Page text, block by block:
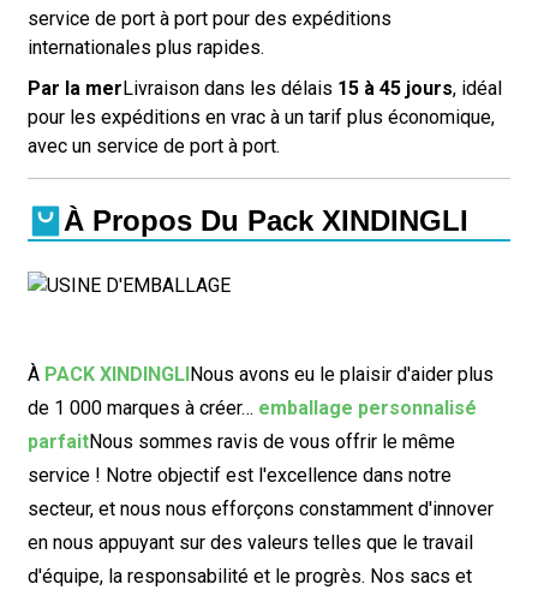
service de port à port pour des expéditions
internationales plus rapides.
Par la merLivraison dans les délais 15 à 45 jours, idéal
pour les expéditions en vrac à un tarif plus économique,
avec un service de port à port.
À Propos Du Pack XINDINGLI
À PACK XINDINGLINous avons eu le plaisir d'aider plus
de 1 000 marques à créer… emballage personnalisé
parfaitNous sommes ravis de vous offrir le même
service ! Notre objectif est l'excellence dans notre
secteur, et nous nous efforçons constamment d'innover
en nous appuyant sur des valeurs telles que le travail
d'équipe, la responsabilité et le progrès. Nos sacs et